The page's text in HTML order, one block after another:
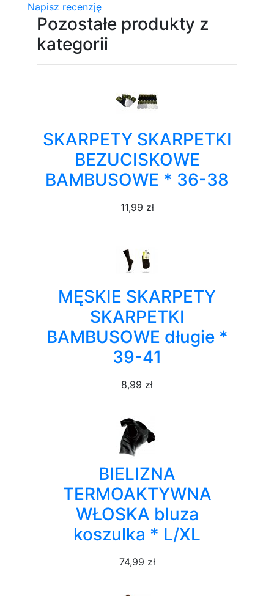
Napisz recenzję
Pozostałe produkty z
kategorii
SKARPETY SKARPETKI
BEZUCISKOWE
BAMBUSOWE * 36-38
11,99 zł
MĘSKIE SKARPETY
SKARPETKI
BAMBUSOWE długie *
39-41
8,99 zł
BIELIZNA
TERMOAKTYWNA
WŁOSKA bluza
koszulka * L/XL
74,99 zł